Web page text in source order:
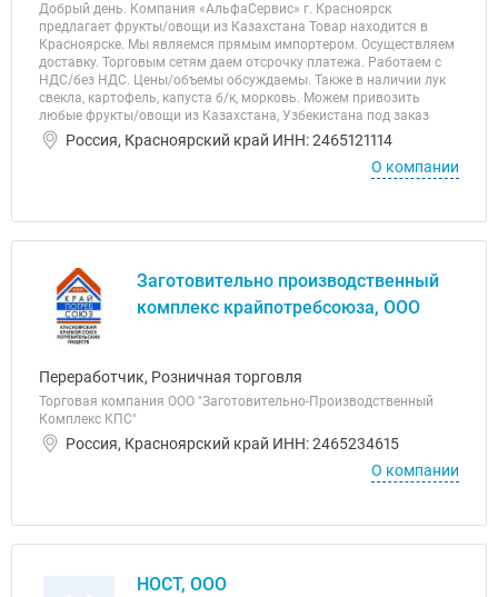
Добрый день. Компания «АльфаСервис» г. Красноярск
предлагает фрукты/овощи из Казахстана Товар находится в
Красноярске. Мы являемся прямым импортером. Осуществляем
доставку. Торговым сетям даем отсрочку платежа. Работаем с
НДС/без НДС. Цены/объемы обсуждаемы. Также в наличии лук
свекла, картофель, капуста б/к, морковь. Можем привозить
любые фрукты/овощи из Казахстана, Узбекистана под заказ
Россия, Красноярский край ИНН: 2465121114
О компании
Заготовительно производственный
комплекс крайпотребсоюза, ООО
Переработчик, Розничная торговля
Торговая компания ООО "Заготовительно-Производственный
Комплекс КПС"
Россия, Красноярский край ИНН: 2465234615
О компании
НОСТ, ООО